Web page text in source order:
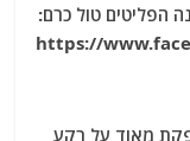
הפליטים טול כרם:
https://
מאוד על רקע